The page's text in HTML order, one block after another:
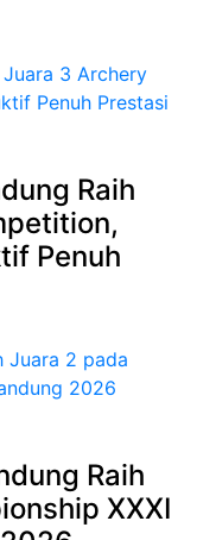
Raih
Penuh
Raih
XXXI